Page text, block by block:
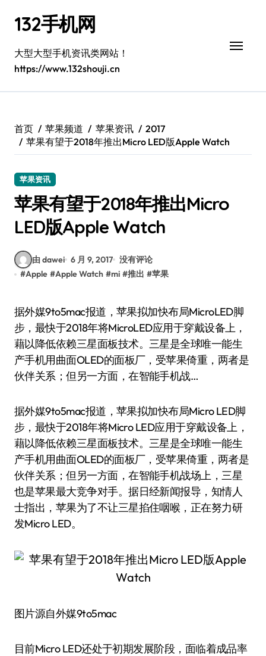
132手机网
大型大型手机资讯类网站！
https://www.132shouji.cn
首页 苹果频道 苹果资讯
2017
苹果有望于2018年推出Micro LED版Apple Watch
苹果资讯
苹果有望于2018年推出Micro
LED版Apple Watch
由 dawei 6 月 9, 2017 没有评论
#Apple #Apple Watch #mi #推出 #苹果
据外媒9to5mac报道，苹果拟加快布局MicroLED脚
步，最快于2018年将MicroLED应用于穿戴设备上，
藉以降低依赖三星面板技术。三星是全球唯一能生
产手机用曲面OLED的面板厂，受苹果倚重，两者是
伙伴关系；但另一方面，在智能手机战…
据外媒9to5mac报道，苹果拟加快布局Micro LED脚
步，最快于2018年将Micro LED应用于穿戴设备上，
藉以降低依赖三星面板技术。三星是全球唯一能生
产手机用曲面OLED的面板厂，受苹果倚重，两者是
伙伴关系；但另一方面，在智能手机战场上，三星
也是苹果最大竞争对手。据日经新闻报导，知情人
士指出，苹果为了不让三星掐住咽喉，正在努力研
发Micro LED。
图片源自外媒9to5mac
目前Micro LED还处于初期发展阶段，面临着成品率